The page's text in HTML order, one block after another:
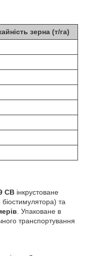
зерна (т/га)
СВ інкрустоване
та
. Упаковане в
транспортування